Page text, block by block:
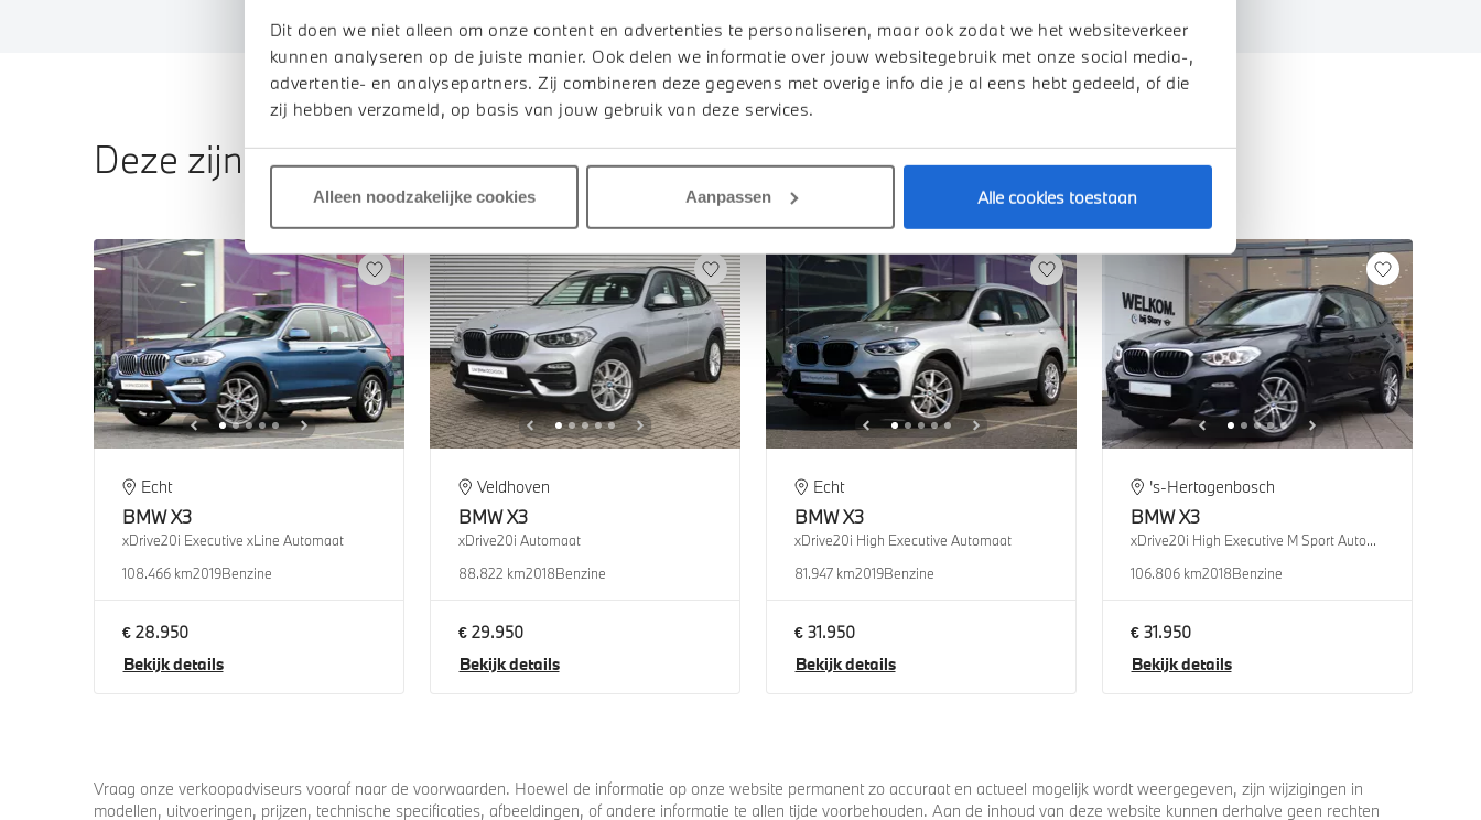
Dit doen we niet alleen om onze content en advertenties te personaliseren, maar ook zodat we het websiteverkeer
kunnen analyseren op de juiste manier. Ook delen we informatie over jouw websitegebruik met onze social media-,
advertentie- en analysepartners. Zij combineren deze gegevens met overige info die je al eens hebt gedeeld, of die
zij hebben verzameld, op basis van jouw gebruik van deze services.
Alleen noodzakelijke cookies Aanpassen Alle cookies toestaan
Deze zijn vergelijkbaar
Echt
BMW X3
xDrive20i Executive xLine Automaat
108.466 km2019Benzine
€ 28.950
Bekijk details
Veldhoven
BMW X3
xDrive20i Automaat
88.822 km2018Benzine
€ 29.950
Bekijk details
Echt
BMW X3
xDrive20i High Executive Automaat
81.947 km2019Benzine
€ 31.950
Bekijk details
's-Hertogenbosch
BMW X3
xDrive20i High Executive M Sport Automaat
106.806 km2018Benzine
€ 31.950
Bekijk details
Vraag onze verkoopadviseurs vooraf naar de voorwaarden. Hoewel de informatie op onze website permanent zo accuraat en actueel mogelijk wordt weergegeven, zijn wijzigingen in
modellen, uitvoeringen, prijzen, technische specificaties, afbeeldingen, of andere informatie te allen tijde voorbehouden. Aan de inhoud van deze website kunnen derhalve geen rechten